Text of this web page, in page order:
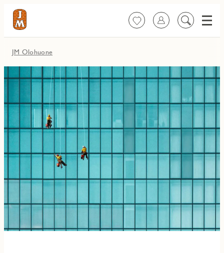
SuosikitKirjaudu sisään
Etsi
JM Olohuone